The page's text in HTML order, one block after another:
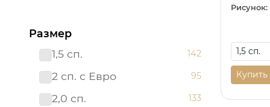
Велюр Престиж
Мако - сатин 0
Поплин ясельный 0
0
Размер
1,5 сп.
142
2 сп. с Евро 95
2,0 сп. 133
Рисунок:
Купить